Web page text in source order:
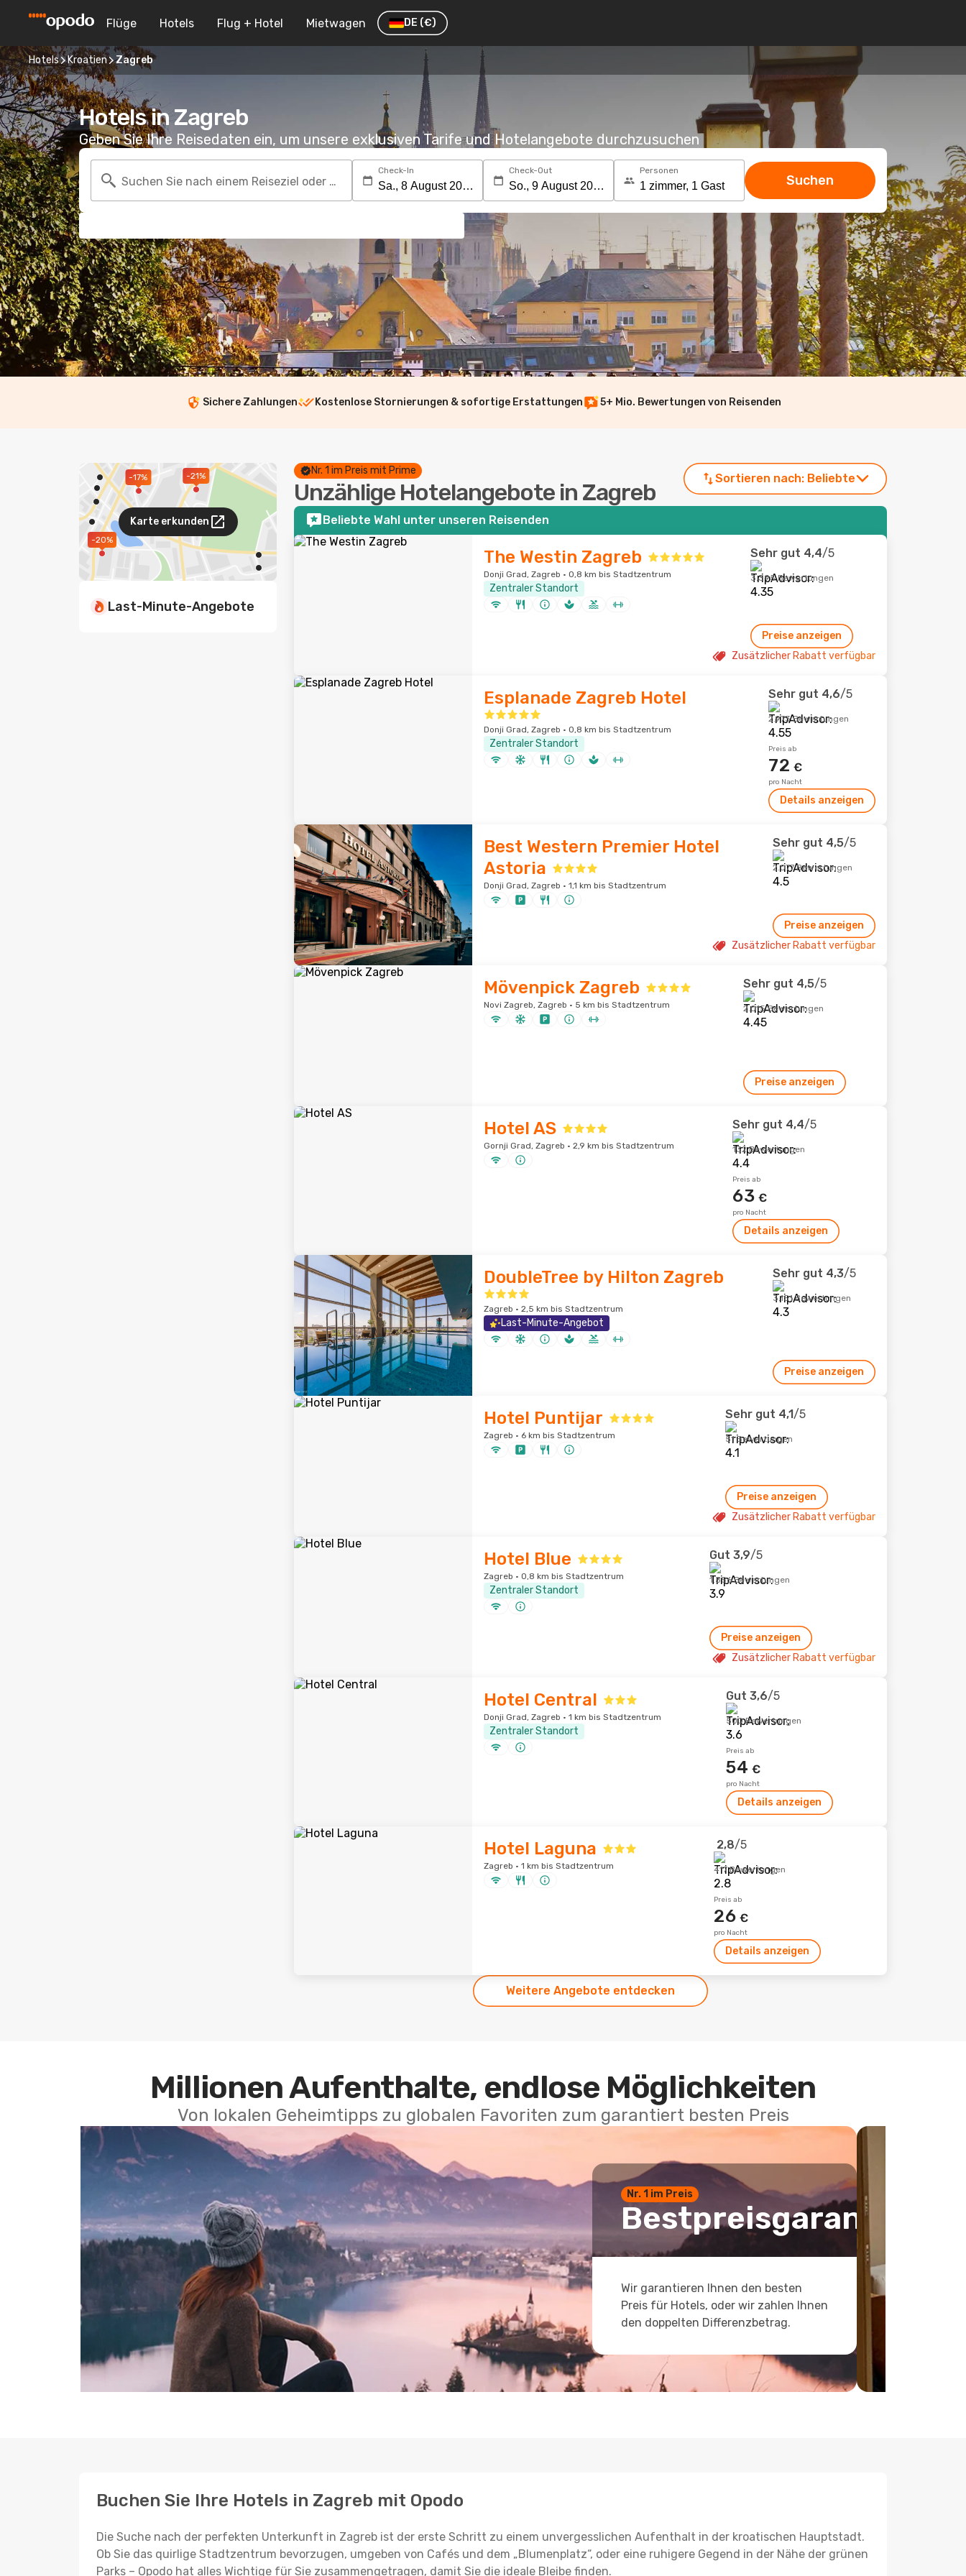
Flüge Hotels Flug + Hotel Mietwagen DE (€)
Hotels Kroatien Zagreb
Hotels in Zagreb
Geben Sie Ihre Reisedaten ein, um unsere exklusiven Tarife und Hotelangebote durchzusuchen
Suchen Sie nach einem Reiseziel oder Hotel
Check-In Check-Out Personen
Suchen
Sichere Zahlungen Kostenlose Stornierungen & sofortige Erstattungen 5+ Mio. Bewertungen von Reisenden
-21%
-20%
-17%
Karte erkunden
Last-Minute-Angebote
Nr. 1 im Preis mit Prime
Unzählige Hotelangebote in Zagreb
Sortieren nach: Beliebte
Beliebte Wahl unter unseren Reisenden
The Westin Zagreb
Donji Grad, Zagreb · 0,8 km bis Stadtzentrum
Zentraler Standort
Sehr gut 4,4/5
3.395 Bewertungen
Preise anzeigen
Zusätzlicher Rabatt verfügbar
Esplanade Zagreb Hotel
Donji Grad, Zagreb · 0,8 km bis Stadtzentrum
Zentraler Standort
Sehr gut 4,6/5
2.973 Bewertungen
Preis ab
72 €
pro Nacht
Details anzeigen
Best Western Premier Hotel
Astoria
Donji Grad, Zagreb · 1,1 km bis Stadtzentrum
Sehr gut 4,5/5
2.077 Bewertungen
Preise anzeigen
Zusätzlicher Rabatt verfügbar
Mövenpick Zagreb
Novi Zagreb, Zagreb · 5 km bis Stadtzentrum
Sehr gut 4,5/5
2.015 Bewertungen
Preise anzeigen
Hotel AS
Gornji Grad, Zagreb · 2,9 km bis Stadtzentrum
Sehr gut 4,4/5
132 Bewertungen
Preis ab
63 €
pro Nacht
Details anzeigen
DoubleTree by Hilton Zagreb
Zagreb · 2,5 km bis Stadtzentrum
Last-Minute-Angebot
Sehr gut 4,3/5
3.151 Bewertungen
Preise anzeigen
Hotel Puntijar
Zagreb · 6 km bis Stadtzentrum
Sehr gut 4,1/5
51 Bewertungen
Preise anzeigen
Zusätzlicher Rabatt verfügbar
Hotel Blue
Zagreb · 0,8 km bis Stadtzentrum
Zentraler Standort
Gut 3,9/5
1.356 Bewertungen
Preise anzeigen
Zusätzlicher Rabatt verfügbar
Hotel Central
Donji Grad, Zagreb · 1 km bis Stadtzentrum
Zentraler Standort
Gut 3,6/5
500 Bewertungen
Preis ab
54 €
pro Nacht
Details anzeigen
Hotel Laguna
Zagreb · 1 km bis Stadtzentrum
2,8/5
417 Bewertungen
Preis ab
26 €
pro Nacht
Details anzeigen
Weitere Angebote entdecken
Millionen Aufenthalte, endlose Möglichkeiten
Von lokalen Geheimtipps zu globalen Favoriten zum garantiert besten Preis
Nr. 1 im Preis
Bestpreisgarantie
Wir garantieren Ihnen den besten
Preis für Hotels, oder wir zahlen Ihnen
den doppelten Differenzbetrag.
Buchen Sie Ihre Hotels in Zagreb mit Opodo
Die Suche nach der perfekten Unterkunft in Zagreb ist der erste Schritt zu einem unvergesslichen Aufenthalt in der kroatischen Hauptstadt.
Ob Sie das quirlige Stadtzentrum bevorzugen, umgeben von Cafés und dem „Blumenplatz“, oder eine ruhigere Gegend in der Nähe der grünen
Parks – Opodo hat alles Wichtige für Sie zusammengetragen, damit Sie die ideale Bleibe finden.